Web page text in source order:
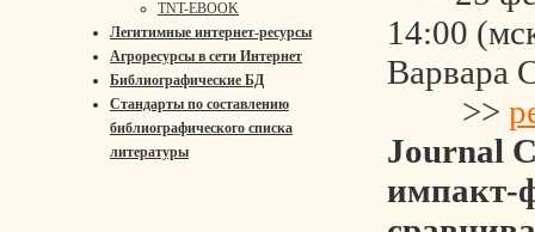
TNT-EBOOK
Легитимные интернет-ресурсы
Агроресурсы в сети Интернет
Библиографические БД
Стандарты по составлению
библиографического списка
литературы
14:00
Варвара
>>
Journal
импакт-